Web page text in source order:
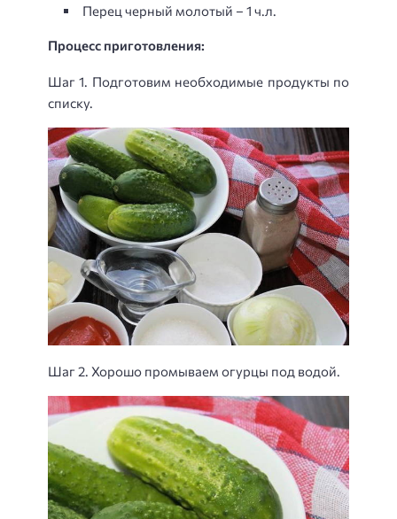
Перец черный молотый – 1 ч.л.
Процесс приготовления:
Шаг 1. Подготовим необходимые продукты по
списку.
Шаг 2. Хорошо промываем огурцы под водой.